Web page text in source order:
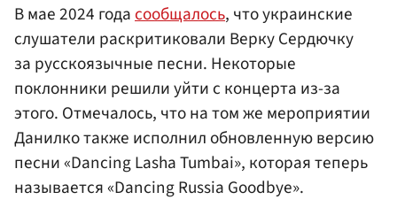
В мае 2024 годасообщалось, что украинские
слушатели раскритиковали Верку Сердючку
за русскоязычные песни. Некоторые
поклонники решили уйти с концерта из-за
этого. Отмечалось, что на том же мероприятии
Данилко также исполнил обновленную версию
песни «Dancing Lasha Tumbai», которая теперь
называется «Dancing Russia Goodbye».